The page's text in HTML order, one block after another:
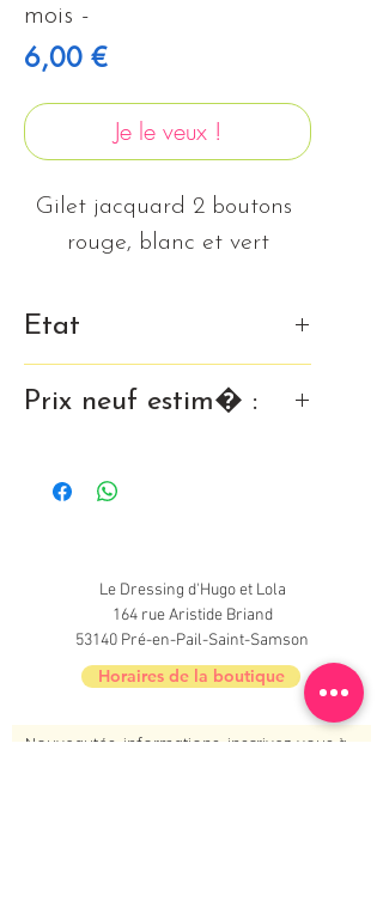
mois -
6,00 €Prix
Je le veux !
Gilet jacquard 2 boutons
rouge, blanc et vert
Etat
Prix neuf estim� :
Le Dressing d'Hugo et Lola
164 rue Aristide Briand
53140 Pré-en-Pail-Saint-Samson
Horaires de la boutique
Nouveautés, informations, inscrivez-vous à